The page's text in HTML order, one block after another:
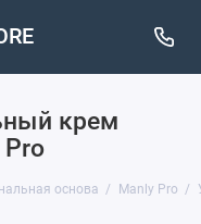
крем
Pro
основа Manly Pro